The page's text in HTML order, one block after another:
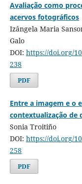
Avaliação como
acervos fotográficos
Izângela Maria
Galo
DOI: https://doi.org/
238
PDF
Entre a imagem e o
contextualização de
Sonia Troitiño
DOI: https://doi.org/
258
PDF